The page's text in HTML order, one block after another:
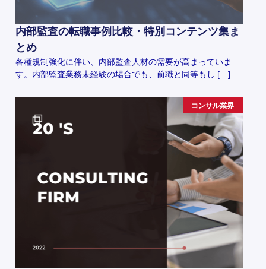
内部監査の転職事例比較・特別コンテンツ集ま
とめ
各種規制強化に伴い、内部監査人材の需要が高まっていま
す。内部監査業務未経験の場合でも、前職と同等もし […]
コンサル業界